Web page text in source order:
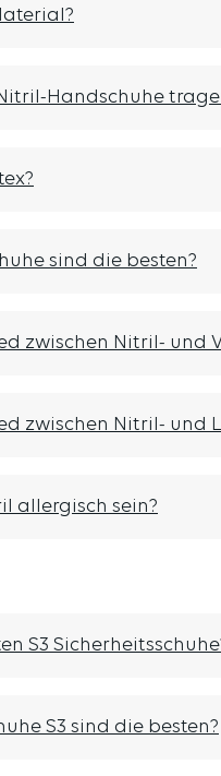
Handschuhe
sind die besten?
zwischen Nitril- und
zwischen Nitril- und
allergisch sein?
S3
S3 sind die besten?